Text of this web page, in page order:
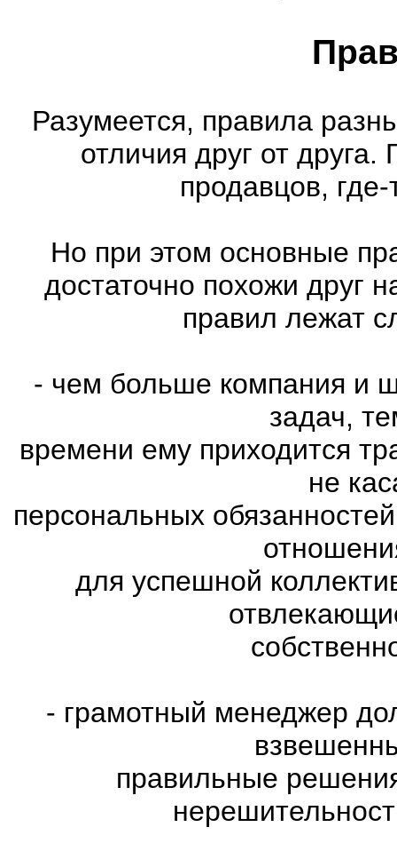
Разумеется, правила
отличия друг от
продавцов,
Но при этом основные
достаточно похожи друг
правил лежат
- чем больше компания и
задач,
времени ему приходится
не
персональных
для успешной
- грамотный менеджер
правильные